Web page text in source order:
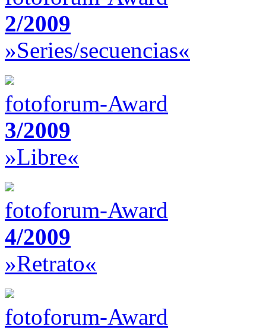
2/2009
»Series/secuencias«
fotoforum-Award
3/2009
»Libre«
fotoforum-Award
4/2009
»Retrato«
fotoforum-Award